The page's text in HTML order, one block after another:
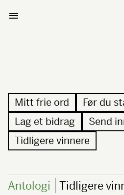
Mitt frie ord
Før du
Lag et bidrag
Send
Tidligere vinnere
Antologi Tidligere